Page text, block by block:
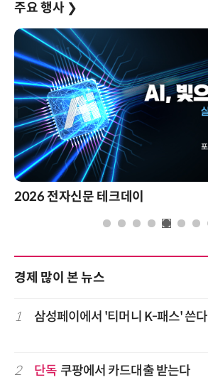
주요 행사 ❯
경제 많이 본 뉴스
1 삼성페이에서 '티머니 K-패스' 쓴다
2 단독 쿠팡에서 카드대출 받는다